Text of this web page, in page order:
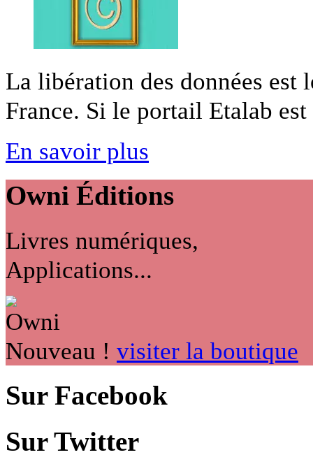
La libération des données est
France. Si le portail Etalab
En savoir plus
Owni Éditions
Livres numériques,
Applications...
Nouveau ! visiter la boutique
Sur Facebook
Sur Twitter